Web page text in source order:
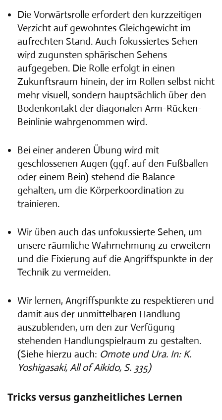
Die Vorwärtsrolle erfordert den kurzzeitigen
Verzicht auf gewohntes Gleichgewicht im
aufrechten Stand. Auch fokussiertes Sehen
wird zugunsten sphärischen Sehens
aufgegeben. Die Rolle erfolgt in einen
Zukunftsraum hinein, der im Rollen selbst nicht
mehr visuell, sondern hauptsächlich über den
Bodenkontakt der diagonalen Arm-Rücken-
Beinlinie wahrgenommen wird.
Bei einer anderen Übung wird mit
geschlossenen Augen (ggf. auf den Fußballen
oder einem Bein) stehend die Balance
gehalten, um die Körperkoordination zu
trainieren.
Wir üben auch das unfokussierte Sehen, um
unsere räumliche Wahrnehmung zu erweitern
und die Fixierung auf die Angriffspunkte in der
Technik zu vermeiden.
Wir lernen, Angriffspunkte zu respektieren und
damit aus der unmittelbaren Handlung
auszublenden, um den zur Verfügung
stehenden Handlungspielraum zu gestalten.
(Siehe hierzu auch: Omote und Ura. In: K.
Yoshigasaki, All of Aikido, S. 335)
Tricks versus ganzheitliches Lernen